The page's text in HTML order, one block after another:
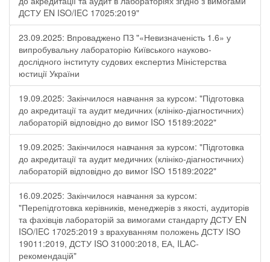
ДСТУ EN ISO/IEC 17025:2019"
23.09.2025: Впроваджено ПЗ "«Невизначеність 1.6» у
випробувальну лабораторію Київського науково-
дослідного інституту судових експертиз Міністерства
юстиції України
19.09.2025: Закінчилося навчання за курсом: "Підготовка
до акредитації та аудит медичних (клініко-діагностичних)
лабораторій відповідно до вимог ISO 15189:2022"
19.09.2025: Закінчилося навчання за курсом: "Підготовка
до акредитації та аудит медичних (клініко-діагностичних)
лабораторій відповідно до вимог ISO 15189:2022"
16.09.2025: Закінчилося навчання за курсом:
"Перепідготовка керівників, менеджерів з якості, аудиторів
та фахівців лабораторій за вимогами стандарту ДСТУ EN
ISO/IEC 17025:2019 з врахуванням положень ДСТУ ISO
19011:2019, ДСТУ ISO 31000:2018, ЕА, ILAC-
рекомендацій"